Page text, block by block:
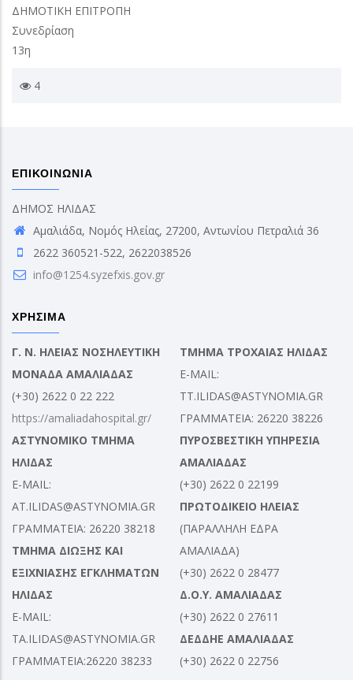
ΔΗΜΟΤΙΚΗ ΕΠΙΤΡΟΠΗ
Συνεδρίαση
13η
4
ΕΠΙΚΟΙΝΩΝΙΑ
ΔΗΜΟΣ ΗΛΙΔΑΣ
Αμαλιάδα, Νομός Ηλείας, 27200, Αντωνίου Πετραλιά 36
2622 360521-522, 2622038526
info@1254.syzefxis.gov.gr
ΧΡΗΣΙΜΑ
Γ. Ν. ΗΛΕΙΑΣ ΝΟΣΗΛΕΥΤΙΚΗ
ΜΟΝΑΔΑ ΑΜΑΛΙΑΔΑΣ
(+30) 2622 0 22 222
https://amaliadahospital.gr/
ΑΣΤΥΝΟΜΙΚΟ ΤΜΗΜΑ
ΗΛΙΔΑΣ
E-MAIL:
AT.ILIDAS@ASTYNOMIA.GR
ΓΡΑΜΜΑΤΕΙΑ: 26220 38218
ΤΜΗΜΑ ΔΙΩΞΗΣ ΚΑΙ
ΕΞΙΧΝΙΑΣΗΣ ΕΓΚΛΗΜΑΤΩΝ
ΗΛΙΔΑΣ
E-MAIL:
TA.ILIDAS@ASTYNOMIA.GR
ΓΡΑΜΜΑΤΕΙΑ:26220 38233
ΤΜΗΜΑ ΤΡΟΧΑΙΑΣ ΗΛΙΔΑΣ
E-MAIL:
TT.ILIDAS@ASTYNOMIA.GR
ΓΡΑΜΜΑΤΕΙΑ: 26220 38226
ΠΥΡΟΣΒΕΣΤΙΚΗ ΥΠΗΡΕΣΙΑ
ΑΜΑΛΙΑΔΑΣ
(+30) 2622 0 22199
ΠΡΩΤΟΔΙΚΕΙΟ ΗΛΕΙΑΣ
(ΠΑΡΑΛΛΗΛΗ ΕΔΡΑ
ΑΜΑΛΙΑΔΑ)
(+30) 2622 0 28477
Δ.Ο.Υ. ΑΜΑΛΙΑΔΑΣ
(+30) 2622 0 27611
ΔΕΔΔΗΕ ΑΜΑΛΙΑΔΑΣ
(+30) 2622 0 22756